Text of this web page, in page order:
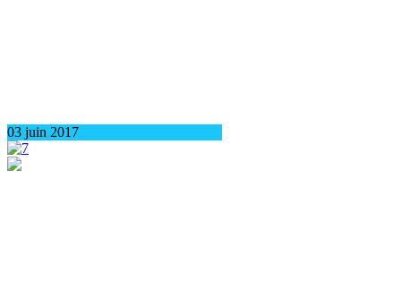
03 juin 2017